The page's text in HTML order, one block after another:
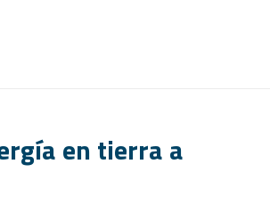
en tierra a